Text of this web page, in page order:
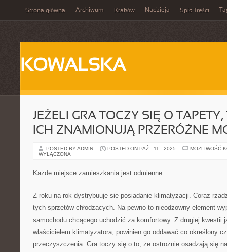
Strona główna Archiwum Kraków Nadzieja Spis Treści
KOWALSKA
JEŻELI GRA TOCZY SIĘ O
ICH ZNAMIONUJĄ PRZERÓŻNE
POSTED BY ADMIN POSTED ON PAŹ - 11 - 2025
MOŻLIWOŚĆ
WYŁĄCZONA
Każde miejsce zamieszkania jest odmienne.
Z roku na rok dystrybuuje się posiadanie klimatyzacji. Coraz
tych sprzętów chłodzących. Na pewno to nieodzowny element
samochodu chcącego uchodzić za komfortowy. Z drugiej kwestii
właścicielem klimatyzatora, powinien go oddawać co określony
przeczyszczenia. Gra toczy się o to, że ostrożnie osadzają się